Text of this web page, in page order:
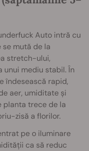
Auto intră cu
mută de la
stretch-ului,
unui mediu stabil. În
îndesească rapid,
aer, umiditate și
planta trece de la
zisă a florilor.
pe o iluminare
ca să reduc